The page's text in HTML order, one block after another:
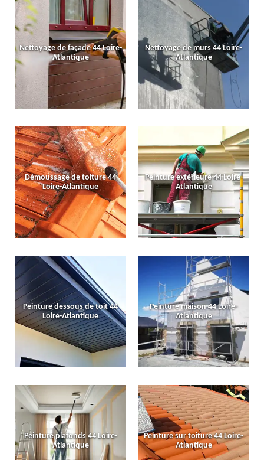
Nettoyage de façade 44 Loire-
Atlantique
Nettoyage de murs 44 Loire-
Atlantique
Démoussage de toiture 44
Loire-Atlantique
Peinture extérieure 44 Loire-
Atlantique
Peinture dessous de toit 44
Loire-Atlantique
Peinture maison 44 Loire-
Atlantique
Peinture plafonds 44 Loire-
Atlantique
Peinture sur toiture 44 Loire-
Atlantique